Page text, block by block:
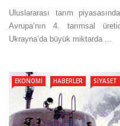
Uluslararası tarım
Avrupa’nın 4. tarımsal
Ukrayna’da büyük miktarda ...
EKONOMI HABERLER SIYASET